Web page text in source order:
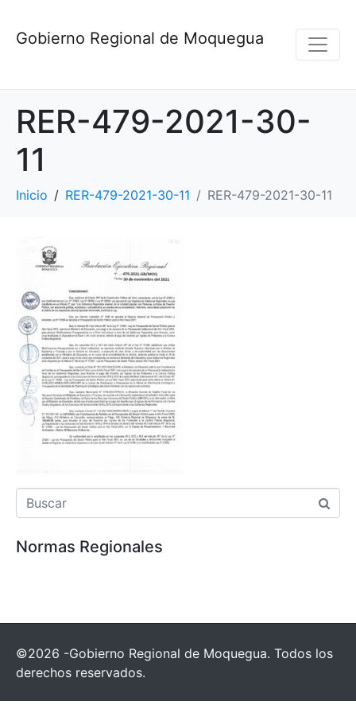
Gobierno Regional de Moquegua
RER-479-2021-30-
11
Inicio RER-479-2021-30-11 RER-479-2021-30-11
Normas Regionales
©2026 -Gobierno Regional de Moquegua. Todos los
derechos reservados.